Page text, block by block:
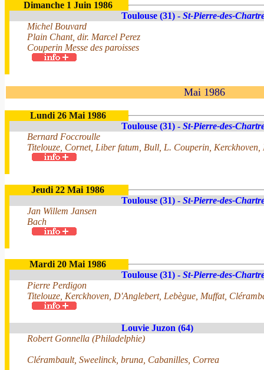
Dimanche 1 Juin 1986
Toulouse (31) - St-Pierre-des-
Michel Bouvard
Plain Chant, dir. Marcel Perez
Couperin Messe des paroisses
Mai 1986
Lundi 26 Mai 1986
Toulouse (31) - St-Pierre-des-
Bernard Foccroulle
Titelouze, Cornet, Liber fatum, Bull, L. Couperin,
Jeudi 22 Mai 1986
Toulouse (31) - St-Pierre-des-
Jan Willem Jansen
Bach
Mardi 20 Mai 1986
Toulouse (31) - St-Pierre-des-
Pierre Perdigon
Titelouze, Kerckhoven, D'Anglebert, Lebègue, Muffat,
Louvie Juzon (64)
Robert Gonnella (Philadelphie)
Clérambault, Sweelinck, bruna, Cabanilles, Correa